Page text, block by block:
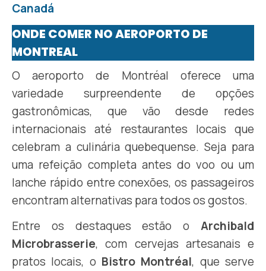
Canadá
ONDE COMER NO AEROPORTO DE
MONTREAL
O aeroporto de Montréal oferece uma
variedade surpreendente de opções
gastronômicas, que vão desde redes
internacionais até restaurantes locais que
celebram a culinária quebequense. Seja para
uma refeição completa antes do voo ou um
lanche rápido entre conexões, os passageiros
encontram alternativas para todos os gostos.
Entre os destaques estão o Archibald
Microbrasserie, com cervejas artesanais e
pratos locais, o Bistro Montréal, que serve